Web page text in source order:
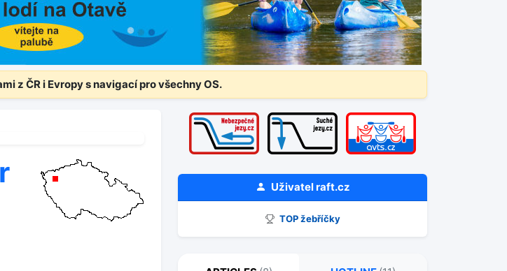
z ČR i Evropy s navigací pro všechny OS.
Uživatelraft.cz
TOP žebříčky